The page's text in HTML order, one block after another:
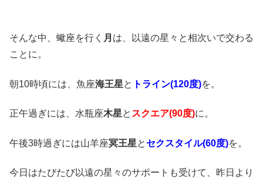
そんな中、蠍座を行く 月 は、以遠の星々と相次いで交わる
ことに。
朝10時頃には、魚座海王星と トライン(120度)を。
正午過ぎには、水瓶座木星と スクエア(90度)に。
午後3時過ぎには山羊座冥王星と セクスタイル(60度)を。
今日はたびたび以遠の星々のサポートも受けて、昨日より